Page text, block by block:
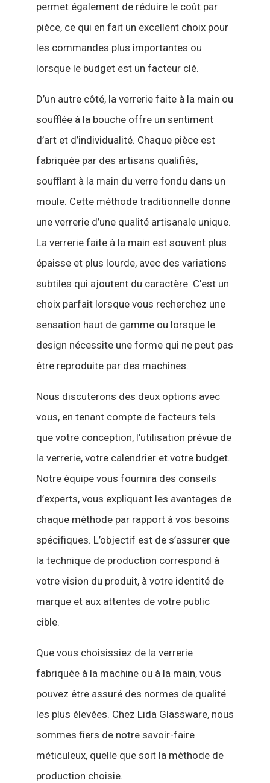
permet également de réduire le coût par
pièce, ce qui en fait un excellent choix pour
les commandes plus importantes ou
lorsque le budget est un facteur clé.
D’un autre côté, la verrerie faite à la main ou
soufflée à la bouche offre un sentiment
d’art et d’individualité. Chaque pièce est
fabriquée par des artisans qualifiés,
soufflant à la main du verre fondu dans un
moule. Cette méthode traditionnelle donne
une verrerie d’une qualité artisanale unique.
La verrerie faite à la main est souvent plus
épaisse et plus lourde, avec des variations
subtiles qui ajoutent du caractère. C'est un
choix parfait lorsque vous recherchez une
sensation haut de gamme ou lorsque le
design nécessite une forme qui ne peut pas
être reproduite par des machines.
Nous discuterons des deux options avec
vous, en tenant compte de facteurs tels
que votre conception, l'utilisation prévue de
la verrerie, votre calendrier et votre budget.
Notre équipe vous fournira des conseils
d’experts, vous expliquant les avantages de
chaque méthode par rapport à vos besoins
spécifiques. L’objectif est de s’assurer que
la technique de production correspond à
votre vision du produit, à votre identité de
marque et aux attentes de votre public
cible.
Que vous choisissiez de la verrerie
fabriquée à la machine ou à la main, vous
pouvez être assuré des normes de qualité
les plus élevées. Chez Lida Glassware, nous
sommes fiers de notre savoir-faire
méticuleux, quelle que soit la méthode de
production choisie.